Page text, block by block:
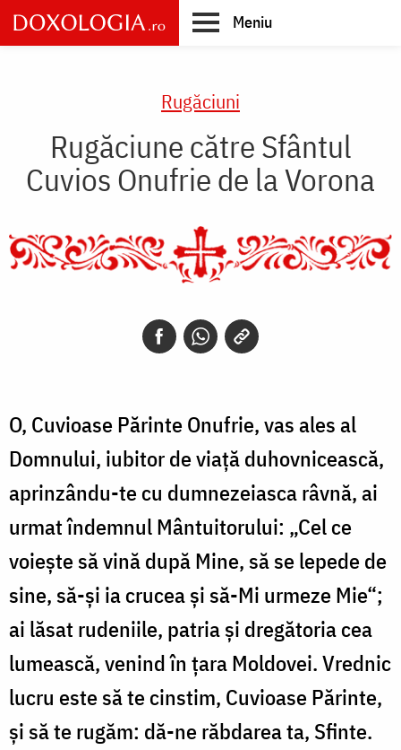
Skip
to
main
Meniu
Rugăciuni
Rugăciune către Sfântul
Cuvios Onufrie de la Vorona
O, Cuvioase Părinte Onufrie, vas ales al
Domnului, iubitor de viață duhovnicească,
aprinzându-te cu dumnezeiasca râvnă, ai
urmat îndemnul Mântuitorului: „Cel ce
voiește să vină după Mine, să se lepede de
sine, să-și ia crucea și să-Mi urmeze Mie“;
ai lăsat rudeniile, patria și dregătoria cea
lumească, venind în țara Moldovei. Vrednic
lucru este să te cinstim, Cuvioase Părinte,
și să te rugăm: dă-ne răbdarea ta, Sfinte.